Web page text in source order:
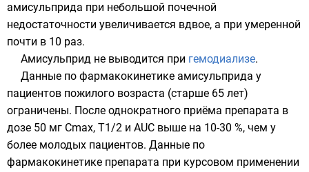
амисульприда при небольшой почечной
недостаточности увеличивается вдвое, а при умеренной
почти в 10 раз.
Амисульприд не выводится при гемодиализе.
Данные по фармакокинетике амисульприда у
пациентов пожилого возраста (старше 65 лет)
ограничены. После однократного приёма препарата в
дозе 50 мг Cmax, T1/2 и AUC выше на 10-30 %, чем у
более молодых пациентов. Данные по
фармакокинетике препарата при курсовом применении